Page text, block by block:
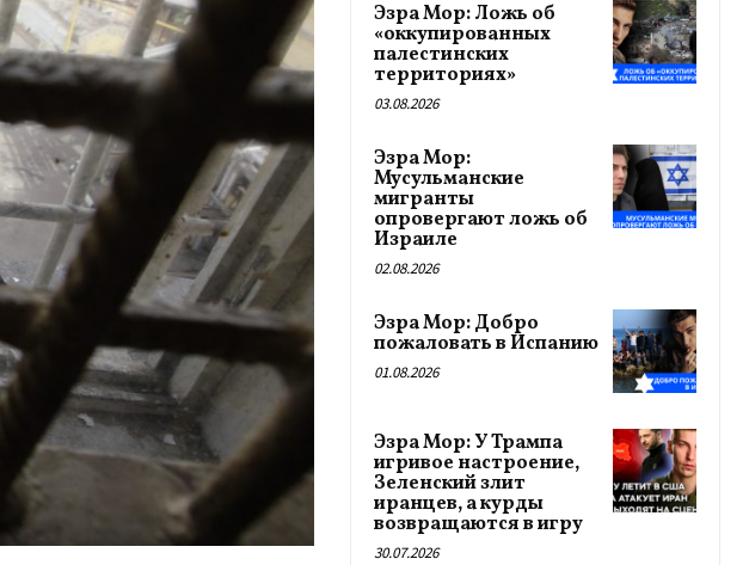
Эзра Мор: Ложь об
«оккупированных
палестинских
территориях»
03.08.2026
Эзра Мор:
Мусульманские
мигранты
опровергают ложь об
Израиле
02.08.2026
Эзра Мор: Добро
пожаловать в Испанию
01.08.2026
Эзра Мор: У Трампа
игривое настроение,
Зеленский злит
иранцев, а курды
возвращаются в игру
30.07.2026